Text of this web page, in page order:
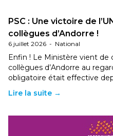
PSC : Une victoire de
collègues d’Andorre !
6 juillet 2026 - National
Enfin ! Le Ministère vient
collègues d’Andorre au
obligatoire était effective
Lire la suite →